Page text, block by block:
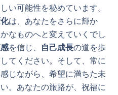
い可能性を秘めています。
は、あなたをさらに輝か
なものへと変えていくでし
を信じ、 自己成長の道を歩
てください。そして、常に
じながら、希望に満ちた未
。あなたの旅路が、祝福に